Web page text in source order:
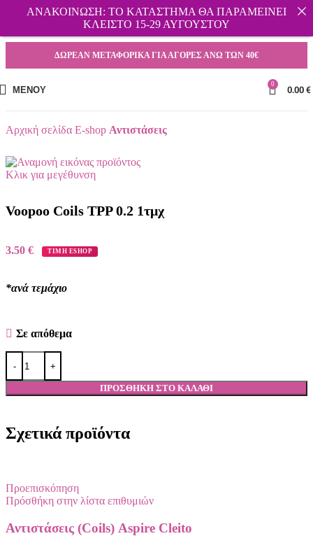
ΔΩΡΕΑΝ ΜΕΤΑΦΟΡΙΚΑ ΓΙΑ ΑΓΟΡΕΣ ΑΝΩ ΤΩΝ 40€
ΜΕΝΟΎ 0 0.00€
Αρχική σελίδα E-shop Αντιστάσεις
Κλικ για μεγέθυνση
Voopoo Coils TPP 0.2 1τμχ
3.50 € ΤΙΜΗ ESHOP
*ανά τεμάχιο
Σε απόθεμα
ΠΡΟΣΘΉΚΗ ΣΤΟ ΚΑΛΆΘΙ
Σχετικά προϊόντα
Προεπισκόπηση
Πρόσθήκη στην λίστα επιθυμιών
Αντιστάσεις (Coils) Aspire Cleito
ΑΝΑΚΟΙΝΩΣΗ: ΤΟ ΚΑΤΑΣΤΗΜΑ ΘΑ ΠΑΡΑΜΕΙΝΕΙ
ΚΛΕΙΣΤΟ 15-29 ΑΥΓΟΥΣΤΟΥ